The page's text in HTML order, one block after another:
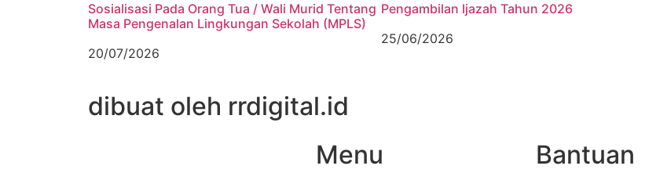
Sosialisasi Pada Orang Tua / Wali Murid Tentang
Masa Pengenalan Lingkungan Sekolah (MPLS)
20/07/2026
Pengambilan Ijazah Tahun 2026
25/06/2026
dibuat oleh rrdigital.id
Menu Bantuan